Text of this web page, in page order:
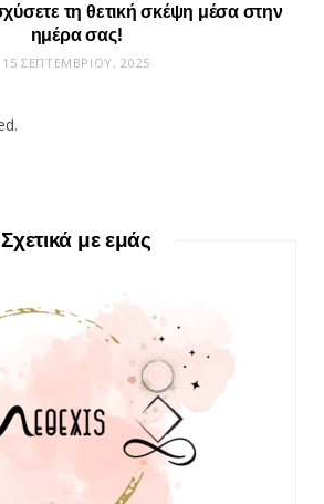
τη θετική σκέψη μέσα στην
ημέρα σας!
15 ΣΕΠΤΕΜΒΡΊΟΥ, 2025
Σχετικά με εμάς